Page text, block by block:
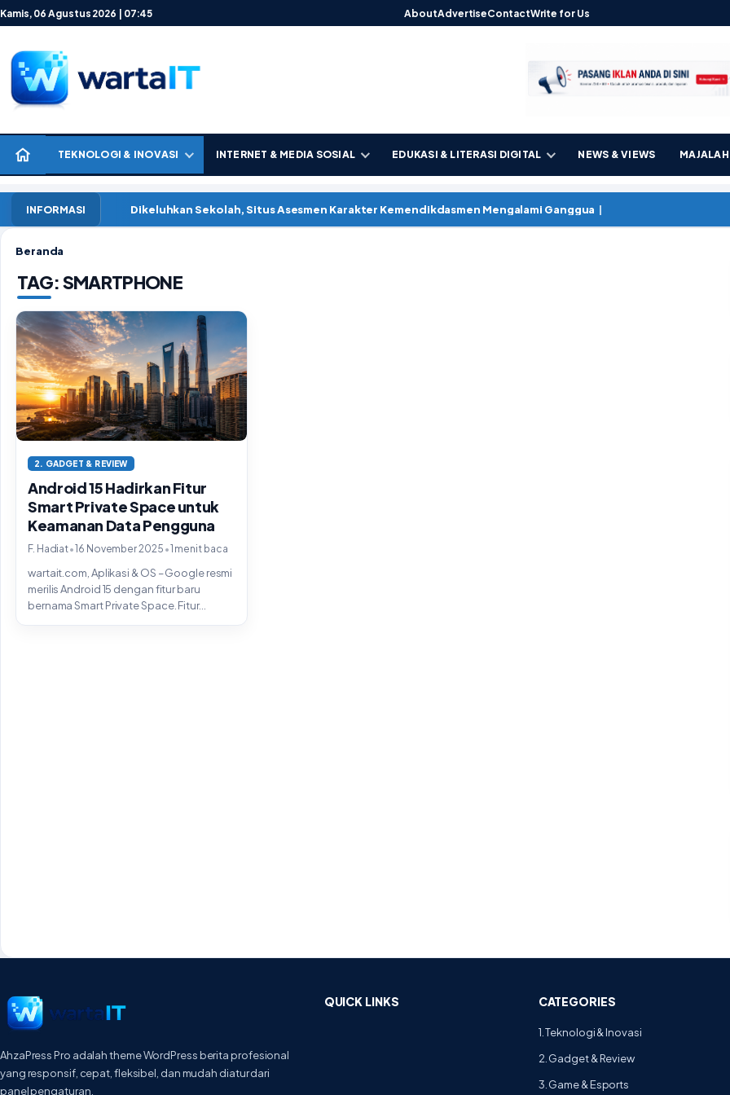
Lewati ke konten
Kamis, 06 Agustus 2026 | 07:45 AboutAdvertiseContactWrite for Us
TEKNOLOGI & INOVASI INTERNET & MEDIA SOSIAL EDUKASI & LITERASI DIGITAL NEWS & VIEWS
INFORMASI Dikeluhkan Sekolah, Situs Asesmen Karakter Kemendikdasmen Menga
Beranda
TAG:SMARTPHONE
2. GADGET & REVIEW
Android 15 Hadirkan Fitur
Smart Private Space untuk
Keamanan Data Pengguna
F. Hadiat•16 November 2025 •1 menit baca
wartait.com, Aplikasi & OS – Google resmi
merilis Android 15 dengan fitur baru
bernama Smart Private Space. Fitur...
AhzaPress Pro adalah theme WordPress berita profesional
yang responsif, cepat, fleksibel, dan mudah diatur dari
panel pengaturan.
QUICK LINKS CATEGORIES
1. Teknologi & Inovasi
2. Gadget & Review
3. Game & Esports